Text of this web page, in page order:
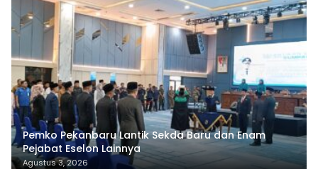
Pemko Pekanbaru Lantik Sekda Baru dan Enam
Pejabat Eselon Lainnya
Agustus 3, 2026